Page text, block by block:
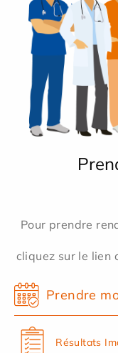
Pour prendre
cliquez sur le lien
Prendre
Résultats